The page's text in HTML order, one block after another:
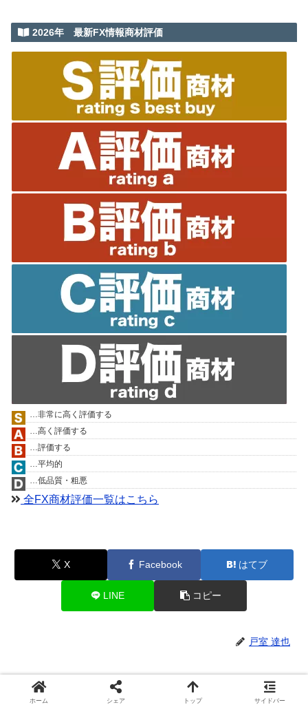
2026年 最新FX情報商材評価
…非常に高く評価する
…高く評価する
…評価する
…平均的
…低品質・粗悪
全FX商材評価一覧はこちら
X Facebook はてブ
LINE コピー
戸室 達也
関連記事 ※こちらもよく読まれています
ホーム シェア トップ サイドバー